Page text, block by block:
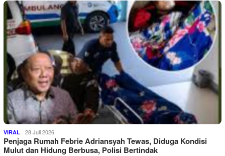
VIRAL 28 Juli 2026
Penjaga Rumah Febrie Adriansyah Tewas, Diduga Kondisi
Mulut dan Hidung Berbusa, Polisi Bertindak